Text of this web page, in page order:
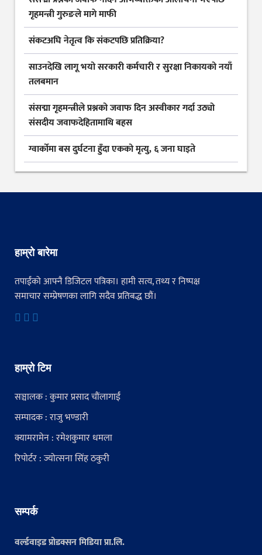
गृहमन्त्री गुरुङले मागे माफी
संकटअघि नेतृत्व कि संकटपछि प्रतिक्रिया?
साउनदेखि लागू भयो सरकारी कर्मचारी र सुरक्षा निकायको नयाँ
तलबमान
संसद्मा गृहमन्त्रीले प्रश्नको जवाफ दिन अस्वीकार गर्दा उठ्यो
संसदीय जवाफदेहितामाथि बहस
ग्वार्कोमा बस दुर्घटना हुँदा एकको मृत्यु, ६ जना घाइते
हाम्रो बारेमा
तपाईंको आफ्नै डिजिटल पत्रिका। हामी सत्य, तथ्य र निष्पक्ष
समाचार सम्प्रेषणका लागि सदैव प्रतिबद्ध छौं।
हाम्रो टिम
सञ्चालक : कुमार प्रसाद चौंलागाईं
सम्पादक : राजु भण्डारी
क्यामरामेन : रमेशकुमार धमला
रिपोर्टर : ज्योत्सना सिंह ठकुरी
सम्पर्क
वर्ल्डवाइड प्रोडक्सन मिडिया प्रा.लि.